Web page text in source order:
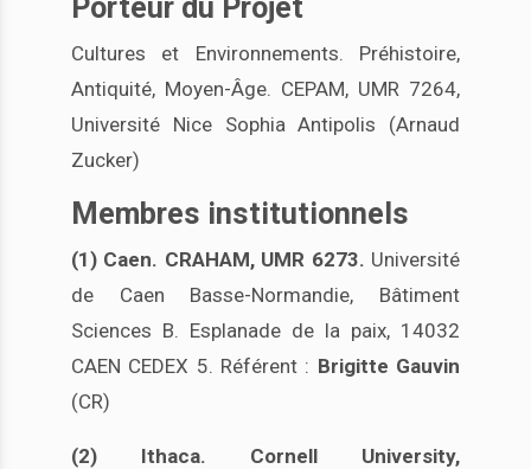
Porteur du Projet
Cultures et Environnements. Préhistoire,
Antiquité, Moyen-Âge. CEPAM, UMR 7264,
Université Nice Sophia Antipolis (Arnaud
Zucker)
Membres institutionnels
(1) Caen. CRAHAM, UMR 6273. Université
de Caen Basse-Normandie, Bâtiment
Sciences B. Esplanade de la paix, 14032
CAEN CEDEX 5. Référent : Brigitte Gauvin
(CR)
(2) Ithaca. Cornell University,